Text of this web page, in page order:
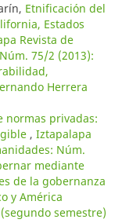
Etnificación del
Estados
Revista de
75/2 (2013):
Herrera
normas privadas:
, Iztapalapa
Núm.
mediante
de la gobernanza
y América
semestre)